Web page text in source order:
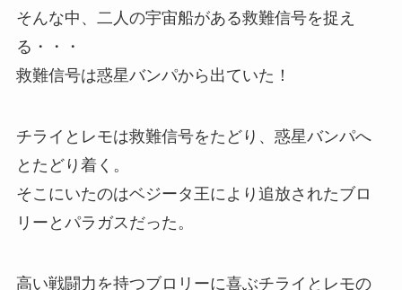
そんな中、二人の宇宙船がある救難信号を捉え
る・・・
救難信号は惑星バンパから出ていた！
チライとレモは救難信号をたどり、惑星バンパへ
とたどり着く。
そこにいたのはベジータ王により追放されたブロ
リーとパラガスだった。
高い戦闘力を持つブロリーに喜ぶチライとレモの